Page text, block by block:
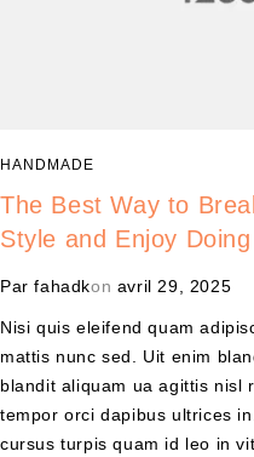
HANDMADE
The Best Way to
Style and Enjoy
Par fahadkon avril 29, 2025
Nisi quis eleifend quam
mattis nunc sed. Uit enim
blandit aliquam ua agittis nisl
tempor orci dapibus ultrices
cursus turpis quam id leo in